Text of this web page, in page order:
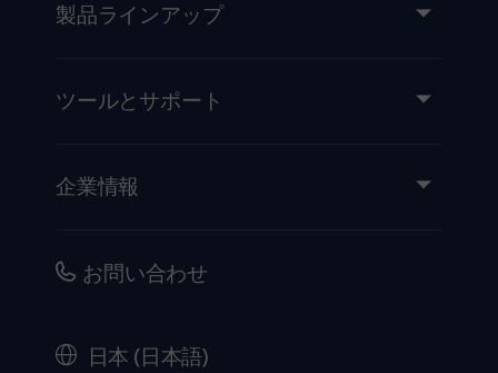
製品ラインアップ
サービス
ツールとサポート
イベント
企業情報
キャリア
お問い合わせ
日本 (日本語)